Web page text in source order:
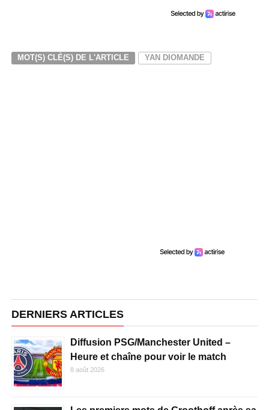
MOT(S) CLÉ(S) DE L'ARTICLE YAN DIOMANDE
DERNIERS ARTICLES
Diffusion PSG/Manchester United –
Heure et chaîne pour voir le match
8 août 2026